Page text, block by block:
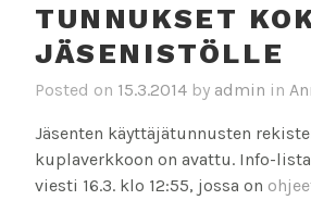
TUNNUKSET
JÄSENISTÖLLE
Posted on 15.3.2014 by admin in
Jäsenten käyttäjätunnusten
kuplaverkkoon on avattu. Info-
viesti 16.3. klo 12:55, jossa on